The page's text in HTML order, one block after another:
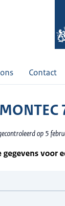
Contact
op 5
voor